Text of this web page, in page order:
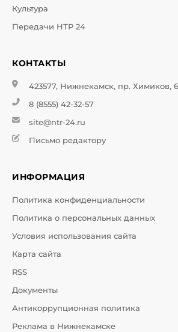
Культура
Передачи НТР 24
КОНТАКТЫ
423577, Нижнекамск, пр. Химиков,
8 (8555) 42-32-57
site@ntr-24.ru
Письмо редактору
ИНФОРМАЦИЯ
Политика конфиденциальности
Политика о персональных данных
Условия использования сайта
Карта сайта
RSS
Документы
Антикоррупционная политика
Реклама в Нижнекамске